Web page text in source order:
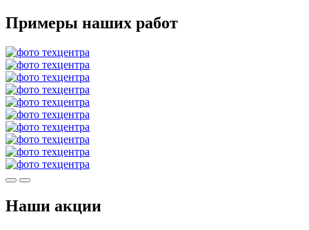
Примеры наших работ
Наши акции